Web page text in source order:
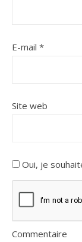
E-mail *
Site web
Oui, je
Commentaire